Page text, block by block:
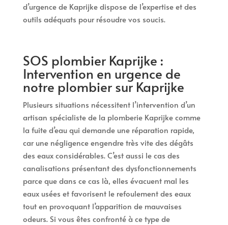
d’urgence de Kaprijke dispose de l’expertise et des
outils adéquats pour résoudre vos soucis.
SOS plombier Kaprijke :
Intervention en urgence de
notre plombier sur Kaprijke
Plusieurs situations nécessitent l’intervention d’un
artisan spécialiste de la plomberie Kaprijke comme
la fuite d’eau qui demande une réparation rapide,
car une négligence engendre très vite des dégâts
des eaux considérables. C’est aussi le cas des
canalisations présentant des dysfonctionnements
parce que dans ce cas là, elles évacuent mal les
eaux usées et favorisent le refoulement des eaux
tout en provoquant l’apparition de mauvaises
odeurs. Si vous êtes confronté à ce type de